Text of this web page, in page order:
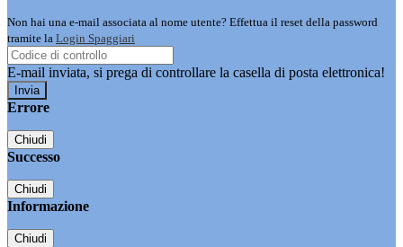
Non hai una e-mail associata al nome utente? Effettua il reset della password
tramite la Login Spaggiari
E-mail inviata, si prega di controllare la casella di posta elettronica!
Errore
Chiudi
Successo
Chiudi
Informazione
Chiudi